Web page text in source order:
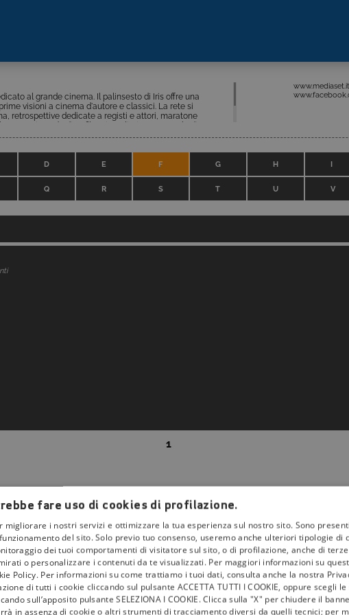
al grande cinema. Il palinsesto di Iris offre una
visioni a cinema d'autore e classici. La rete si
retrospettive dedicate a registi e attori, maratone
opere che spaziano dal dramma all’action, dalla
D E F G H I
Q R S T U V
1
lativù
I Bollini
Info & News
fare uso di cookies di profilazione.
migliorare i nostri servizi e ottimizzare la tua esperienza sul nostro sito. Sono
del sito. Solo previo tuo consenso, useremo anche ulteriori tipologie di
dei tuoi comportamenti di visitatore sul sito, o di profilazione, anche di
o personalizzare i contenuti da te visualizzati. Per maggiori informazioni su
Policy. Per informazioni su come trattiamo i tuoi dati, consulta anche la nostra
di tutti i cookie cliccando sul pulsante ACCETTA TUTTI I COOKIE, oppure scegli
sull’apposito pulsante SELEZIONA I COOKIE. Clicca sulla "X" per chiudere il
in assenza di cookie o altri strumenti di tracciamento diversi da quelli tecnici; per